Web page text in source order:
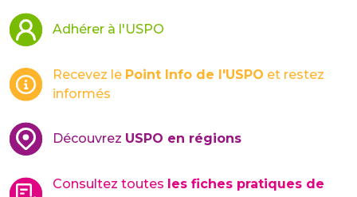
Adhérer à l'USPO
Recevez le Point Info de l'USPO et restez
informés
Découvrez USPO en régions
Consultez toutes les fiches pratiques de